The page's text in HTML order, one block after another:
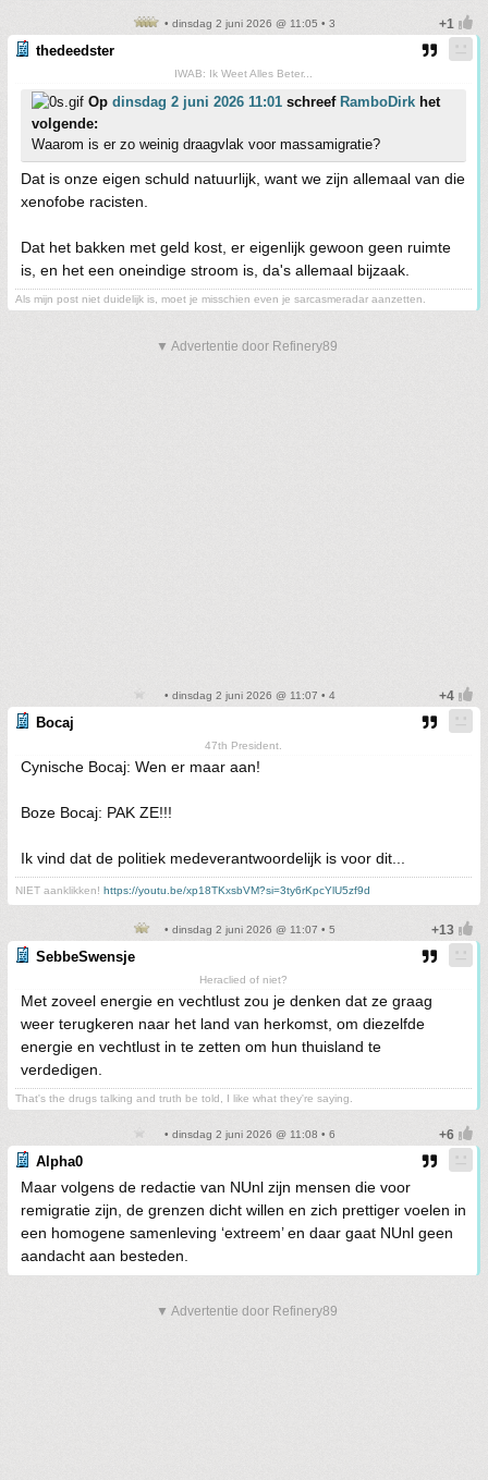
• dinsdag 2 juni 2026 @ 11:05 • 3
thedeedster
IWAB: Ik Weet Alles Beter...
Op dinsdag 2 juni 2026 11:01 schreef RamboDirk het
volgende:
Waarom is er zo weinig draagvlak voor massamigratie?
Dat is onze eigen schuld natuurlijk, want we zijn allemaal van die
xenofobe racisten.
Dat het bakken met geld kost, er eigenlijk gewoon geen ruimte
is, en het een oneindige stroom is, da's allemaal bijzaak.
Als mijn post niet duidelijk is, moet je misschien even je sarcasmeradar aanzetten.
▼ Advertentie door Refinery89
• dinsdag 2 juni 2026 @ 11:07 • 4
Bocaj
47th President.
Cynische Bocaj: Wen er maar aan!
Boze Bocaj: PAK ZE!!!
Ik vind dat de politiek medeverantwoordelijk is voor dit...
NIET aanklikken! https://youtu.be/xp18TKxsbVM?si=3ty6rKpcYlU5zf9d
• dinsdag 2 juni 2026 @ 11:07 • 5
SebbeSwensje
Heraclied of niet?
Met zoveel energie en vechtlust zou je denken dat ze graag
weer terugkeren naar het land van herkomst, om diezelfde
energie en vechtlust in te zetten om hun thuisland te
verdedigen.
That's the drugs talking and truth be told, I like what they're saying.
• dinsdag 2 juni 2026 @ 11:08 • 6
Alpha0
Maar volgens de redactie van NUnl zijn mensen die voor
remigratie zijn, de grenzen dicht willen en zich prettiger voelen in
een homogene samenleving ‘extreem’ en daar gaat NUnl geen
aandacht aan besteden.
▼ Advertentie door Refinery89